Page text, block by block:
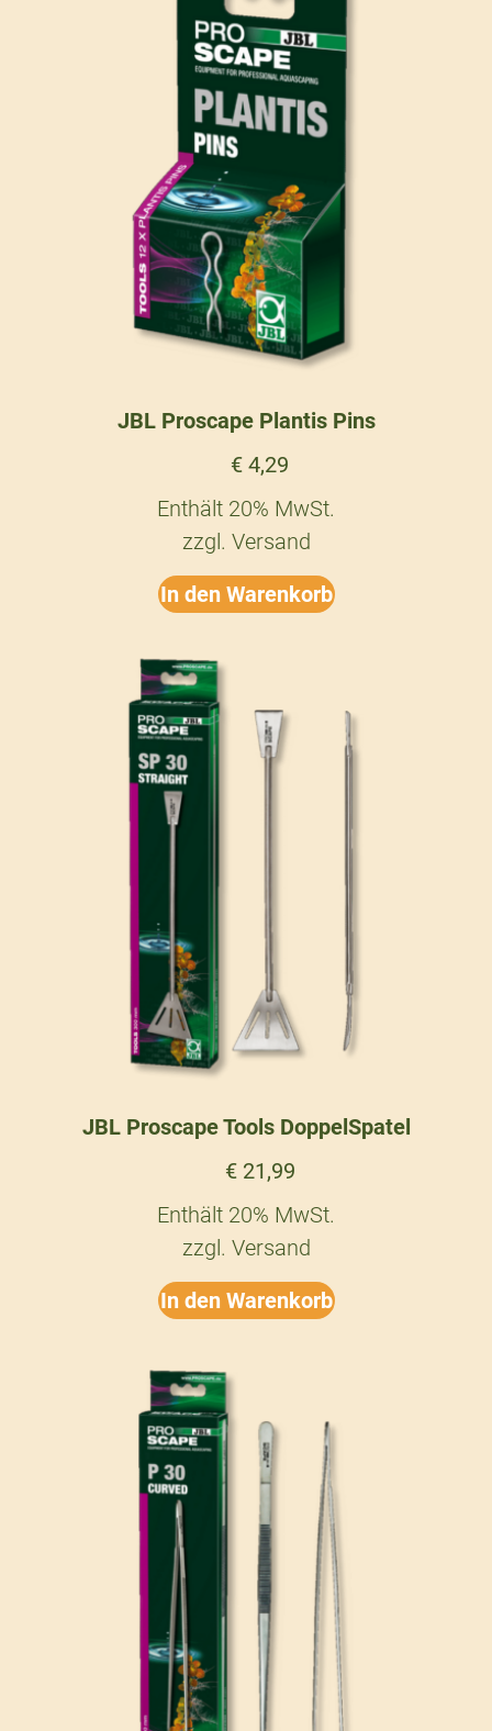
JBL Proscape Plantis Pins
€ 4,29
Enthält 20% MwSt.
zzgl. Versand
In den Warenkorb
JBL Proscape Tools DoppelSpatel
€21,99
Enthält 20% MwSt.
zzgl. Versand
In den Warenkorb